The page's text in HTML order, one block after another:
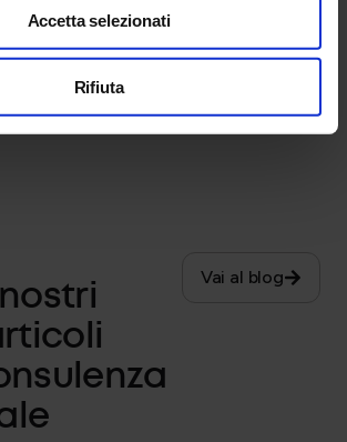
Accetta selezionati
Rifiuta
coinvolti a quelli con gli Enti di
Vai al blog